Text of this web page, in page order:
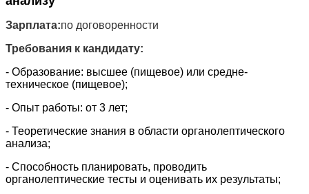
Зарплата:по договоренности
Требования к кандидату:
- Образование: высшее (пищевое) или средне-
техническое (пищевое);
- Опыт работы: от 3 лет;
- Теоретические знания в области органолептического
анализа;
- Способность планировать, проводить
органолептические тесты и оценивать их результаты;